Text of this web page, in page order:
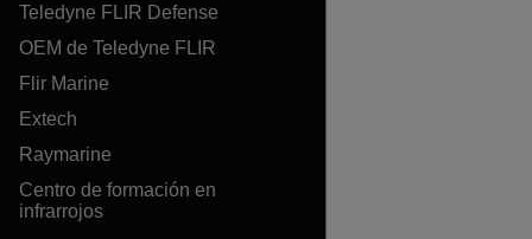
Teledyne FLIR Defense
OEM de Teledyne FLIR
Flir Marine
Extech
Raymarine
Centro de formación en
infrarrojos